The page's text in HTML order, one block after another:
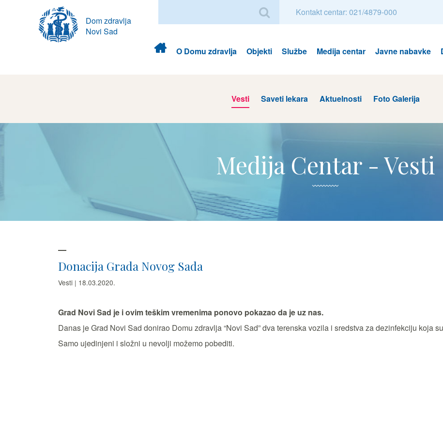
Dom zdravlja
Novi Sad
Kontakt centar: 021/4879-000
Dom
zdravlja
O Domu zdravlja Objekti Službe Medija centar Javne nabavke
Vesti Saveti lekara Aktuelnosti Foto Galerija
Medija Centar - Vesti
Donacija Grada Novog Sada
Vesti | 18.03.2020.
Grad Novi Sad je i ovim teškim vremenima ponovo pokazao da je uz nas.
Danas je Grad Novi Sad donirao Domu zdravlja “Novi Sad” dva terenska vozila i sredstva za dezinfekciju koja
Samo ujedinjeni i složni u nevolji možemo pobediti.